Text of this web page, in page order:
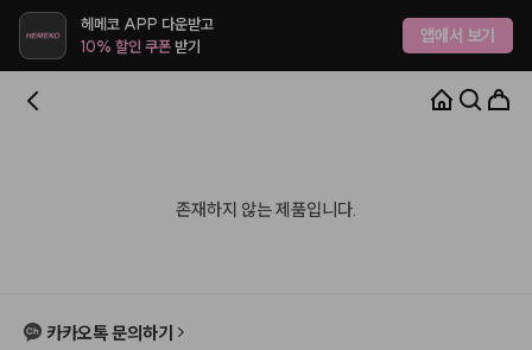
헤메코 APP 다운받고
10% 할인 쿠폰받기 앱에서 보기
존재하지 않는 제품입니다.
카카오톡 문의하기